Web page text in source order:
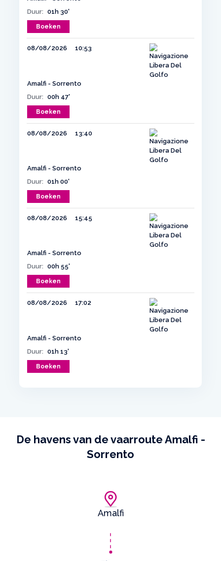
Duur: 01h 30'
Boeken
08/08/2026 10:53
Amalfi - Sorrento
Duur: 00h 47'
Boeken
08/08/2026 13:40
Amalfi - Sorrento
Duur: 01h 00'
Boeken
08/08/2026 15:45
Amalfi - Sorrento
Duur: 00h 55'
Boeken
08/08/2026 17:02
Amalfi - Sorrento
Duur: 01h 13'
Boeken
De havens van de vaarroute Amalfi -
Sorrento
Amalfi